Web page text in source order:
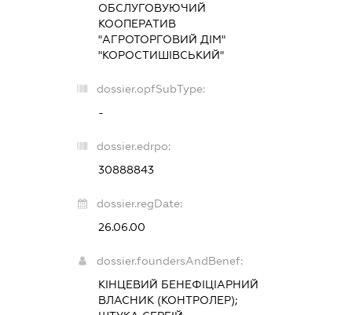
ОБСЛУГОВУЮЧИЙ
КООПЕРАТИВ
"АГРОТОРГОВИЙ ДІМ"
"КОРОСТИШІВСЬКИЙ"
dossier.opfSubType:
-
dossier.edrpo:
30888843
dossier.regDate:
26.06.00
dossier.foundersAndBenef:
КІНЦЕВИЙ БЕНЕФІЦІАРНИЙ
ВЛАСНИК (КОНТРОЛЕР);